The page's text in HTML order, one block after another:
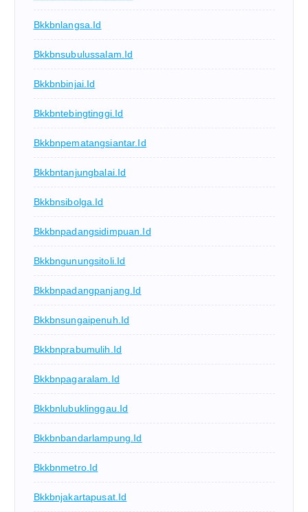
Bkkbnlangsa.id
Bkkbnsubulussalam.id
Bkkbnbinjai.id
Bkkbntebingtinggi.id
Bkkbnpematangsiantar.id
Bkkbntanjungbalai.id
Bkkbnsibolga.id
Bkkbnpadangsidimpuan.id
Bkkbngunungsitoli.id
Bkkbnpadangpanjang.id
Bkkbnsungaipenuh.id
Bkkbnprabumulih.id
Bkkbnpagaralam.id
Bkkbnlubuklinggau.id
Bkkbnbandarlampung.id
Bkkbnmetro.id
Bkkbnjakartapusat.id